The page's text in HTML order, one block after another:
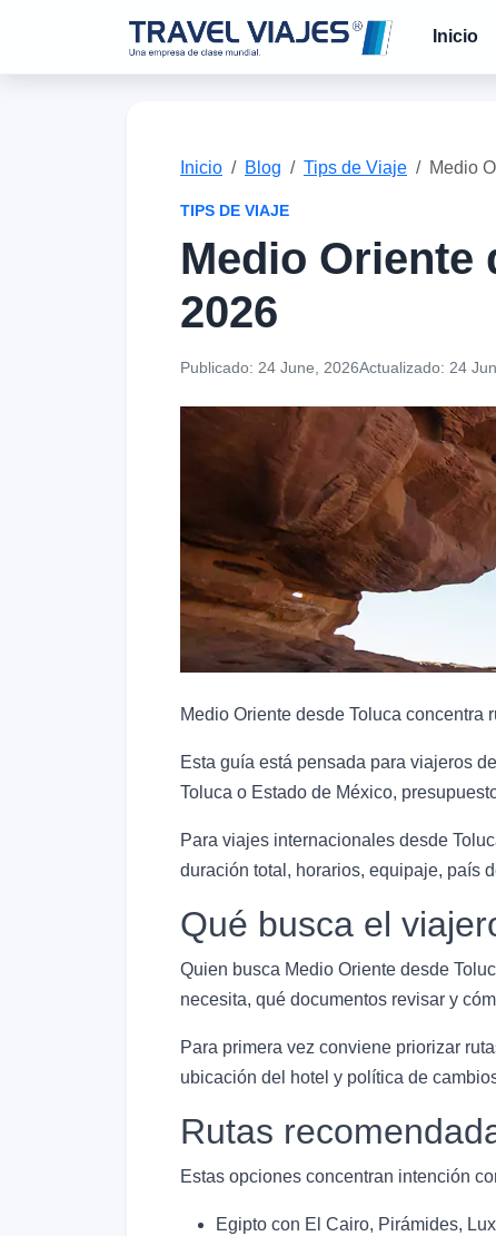
Inicio
Inicio Blog Tips de Viaje Medio
TIPS DE VIAJE
Medio Oriente
2026
Publicado: 24 June, 2026Actualizado: 24
Medio Oriente desde Toluca concentra
Esta guía está pensada para viajeros
Toluca o Estado de México,
Para viajes internacionales desde
duración total, horarios, equipaje, país
Qué busca el
Quien busca Medio Oriente desde
necesita, qué documentos revisar y
Para primera vez conviene priorizar
ubicación del hotel y política de
Rutas
Estas opciones concentran intención
Egipto con El Cairo, Pirámides,